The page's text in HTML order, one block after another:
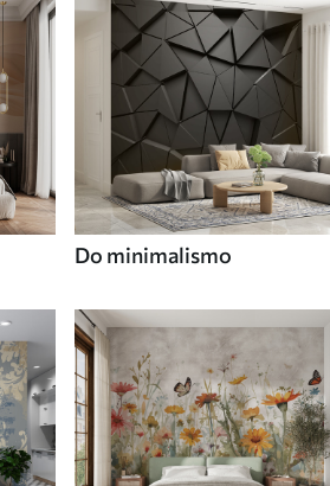
Do minimalismo